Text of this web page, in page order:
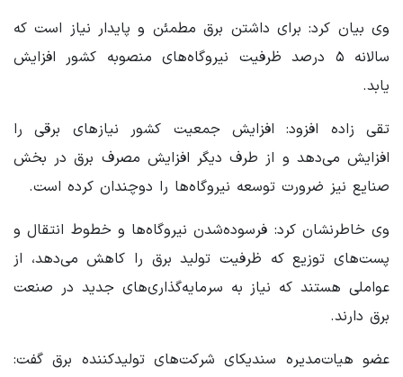
وی بیان کرد: برای داشتن برق مطمئن و پایدار نیاز است که
سالانه ۵ درصد ظرفیت نیروگاه‌های منصوبه کشور افزایش
یابد.
تقی زاده افزود: افزایش جمعیت کشور نیازهای برقی را
افزایش می‌دهد و از طرف دیگر افزایش مصرف برق در بخش
صنایع نیز ضرورت توسعه نیروگاه‌ها را دوچندان کرده است.
وی خاطرنشان کرد: فرسوده‌شدن نیروگاه‌ها و خطوط انتقال و
پست‌های توزیع که ظرفیت تولید برق را کاهش می‌دهد، از
عواملی هستند که نیاز به سرمایه‌گذاری‌های جدید در صنعت
برق دارند.
عضو هیات‌مدیره سندیکای شرکت‌های تولیدکننده برق گفت: